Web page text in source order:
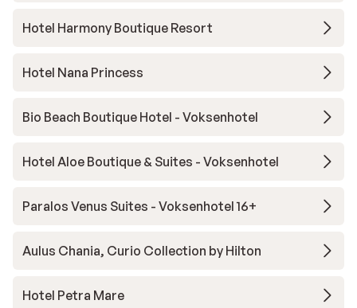
Hotel Harmony Boutique Resort
Hotel Nana Princess
Bio Beach Boutique Hotel - Voksenhotel
Hotel Aloe Boutique & Suites - Voksenhotel
Paralos Venus Suites - Voksenhotel 16+
Aulus Chania, Curio Collection by Hilton
Hotel Petra Mare